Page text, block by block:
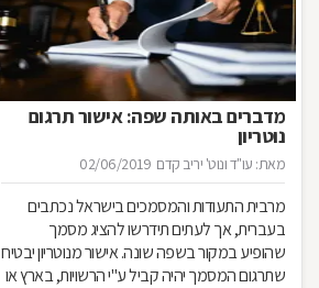
מדברים באותה שפה: אישור תרגום
נוטריון
מאת: עו"ד ונוט' יריב קדם 02/06/2019
מרבית התעודות והמסמכים בישראל נכתבים
בעברית, אך לעתים תידרשו להציג מסמך
שהופיע במקור בשפה שונה. אישור מנוטריון יבטיח
שתרגום המסמך יהיה קביל ע"י הרשויות, בארץ או